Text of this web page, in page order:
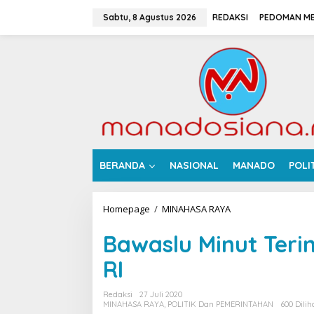
Sabtu, 8 Agustus 2026 REDAKSI PEDOMAN
BERANDA NASIONAL MANADO
Homepage / MINAHASA RAYA
a
i
Bawaslu Minut
RI
Redaksi
27 Juli 2020
MINAHASA RAYA, POLITIK Dan PEMERINTAHAN 600